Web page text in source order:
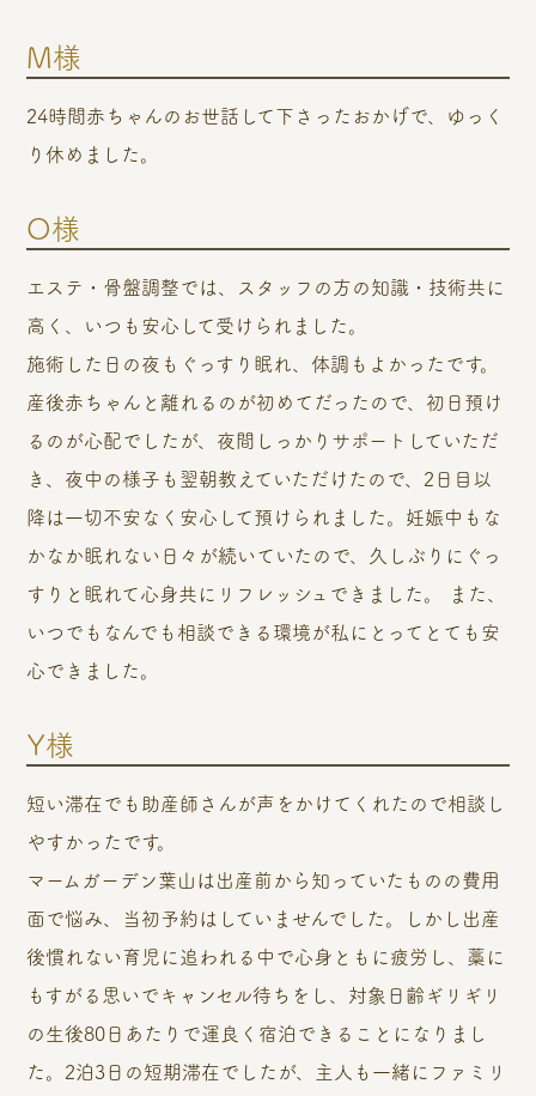
M様
24時間赤ちゃんのお世話して下さったおかげで、ゆっく
り休めました。
O様
エステ・骨盤調整では、スタッフの方の知識・技術共に
高く、いつも安心して受けられました。
施術した日の夜もぐっすり眠れ、体調もよかったです。
産後赤ちゃんと離れるのが初めてだったので、初日預け
るのが心配でしたが、夜間しっかりサポートしていただ
き、夜中の様子も翌朝教えていただけたので、2日目以
降は一切不安なく安心して預けられました。妊娠中もな
かなか眠れない日々が続いていたので、久しぶりにぐっ
すりと眠れて心身共にリフレッシュできました。 また、
いつでもなんでも相談できる環境が私にとってとても安
心できました。
Y様
短い滞在でも助産師さんが声をかけてくれたので相談し
やすかったです。
マームガーデン葉山は出産前から知っていたものの費用
面で悩み、当初予約はしていませんでした。しかし出産
後慣れない育児に追われる中で心身ともに疲労し、藁に
もすがる思いでキャンセル待ちをし、対象日齢ギリギリ
の生後80日あたりで運良く宿泊できることになりまし
た。2泊3日の短期滞在でしたが、主人も一緒にファミリ